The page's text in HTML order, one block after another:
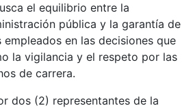
el equilibrio entre la
pública y la garantía de
en las decisiones que
la vigilancia y el respeto por las
de carrera.
dos (2) representantes de la